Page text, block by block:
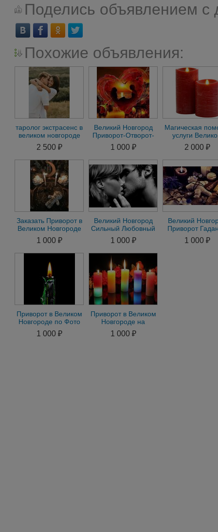
Поделись объявлением с
Похожие объявления:
таролог экстрасенс в
великом новгороде
приворот отворот
2 500 ₽
Великий Новгород
Приворот-Отворот-
Привязка-Присушка-
Гадание
1 000 ₽
Магическая
услуги
Новгороде
мага Великом
2 000 ₽
Заказать Приворот в
Великом Новгороде
онлайн магия
гадание
1 000 ₽
Великий Новгород
Сильный Любовный
Приворот на
Мужчину Женщину
Гадание
1 000 ₽
Великий
Приворот
Снять Порчу
Рассорка1 000 ₽
Приворот в Великом
Новгороде по Фото
на Мужчину.
Приворот на
1 000 ₽
Приворот в Великом
Новгороде на
Мужчину. Приворот
на Женщину по Фото
1 000 ₽